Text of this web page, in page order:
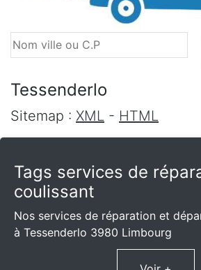
Tessenderlo
Sitemap : XML - HTML
Tags services de
coulissant
Nos services de réparation et
à Tessenderlo 3980 Limbourg